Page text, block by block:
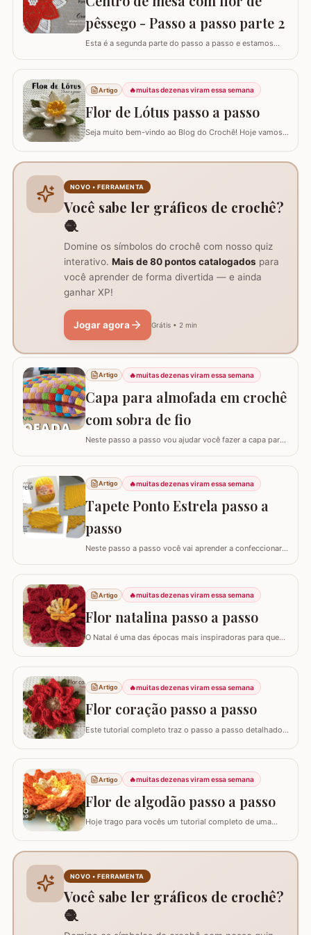
pêssego - Passo a passo parte 2
Esta é a segunda parte do passo a passo e estamos
Se está procurando o início do trabalho visite o link
abaixo onde também temos a lista completa de
materiais. Centro de mesa com flor de pêssego - Parte 1
Tamanho do trabalho pronto: 60 cm de…
Artigo 🔥muitas dezenas viram essa semana
Flor de Lótus passo a passo
Seja muito bem-vindo ao Blog do Crochê! Hoje vamos
crie uma peça volumosa e encantadora, perfeita para
trilhos de mesa, aplicações em tapetes ou…
NOVO • FERRAMENTA
Você sabe ler gráficos de crochê?
🧶
Domine os símbolos do crochê com nosso quiz
interativo. Mais de 80 pontos catalogados para
você aprender de forma divertida — e ainda
ganhar XP!
Jogar agora Grátis • 2 min
Artigo 🔥muitas dezenas viram essa semana
Capa para almofada em crochê
com sobra de fio
Neste passo a passo vou ajudar você fazer a capa para
passo a passo do tapete, mas desta vez vou mostrar
como é super fácil fazer um modelo quadrado com as
bordas retas. O passo a passo está bem detalhado,
mas se sentir alguma dificuldade deixe um…
Artigo 🔥muitas dezenas viram essa semana
Tapete Ponto Estrela passo a
passo
Neste passo a passo você vai aprender a confeccionar
Maxcolor (400g/452 metros). Quem trabalha com este
fio com certeza sabe que a qualidade é indiscutível. É
mais durável e possui cores vibrantes deixando
agregando ainda mais valor em nossas…
Artigo 🔥muitas dezenas viram essa semana
Flor natalina passo a passo
O Natal é uma das épocas mais inspiradoras para quem
uma criação belíssima da artesã Shirley Lucimar, que
gentilmente compartilhou seu…
Artigo 🔥muitas dezenas viram essa semana
Flor coração passo a passo
Este tutorial completo traz o passo a passo detalhado
8 pétalas, garantindo um formato mais cheio e
arredondado, ideal para tapetes, mantas e…
Artigo 🔥muitas dezenas viram essa semana
Flor de algodão passo a passo
Hoje trago para vocês um tutorial completo de uma
seu trabalho manual, seja em colchas, caminhos de
mesa ou tapetes. Vamos aprender com…
NOVO • FERRAMENTA
Você sabe ler gráficos de crochê?
🧶